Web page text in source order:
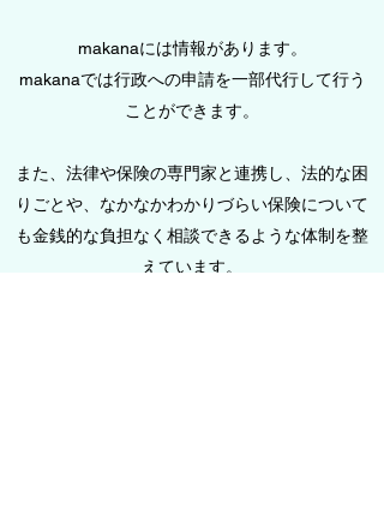
makanaには情報があります。
makanaでは行政への申請を一部代行して行う
ことができます。
​​また、法律や保険の専門家と連携し、法的な困
りごとや、なかなかわかりづらい保険について
も金銭的な負担なく相談できるような体制を整
えています。